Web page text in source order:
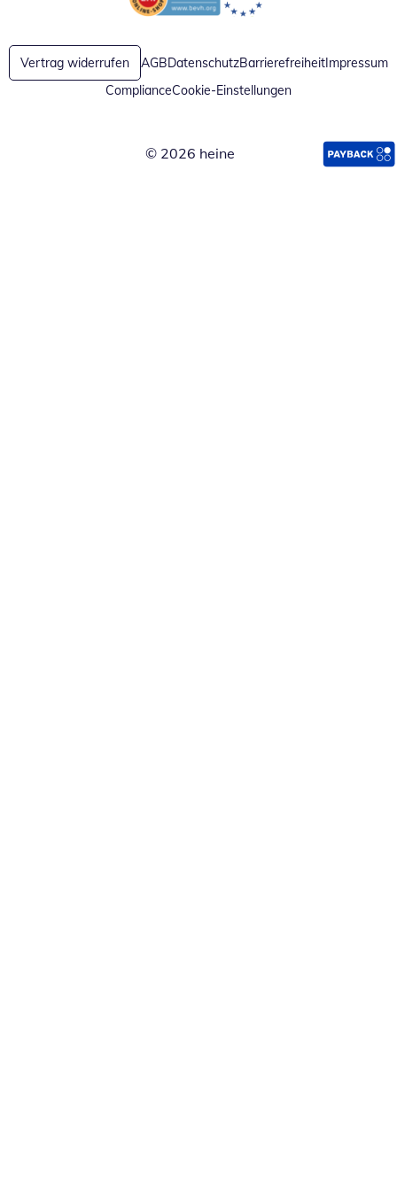
Öffnet in neuem FensterÖffnet in neuem Fenster
Vertrag widerrufen AGBDatenschutzBarrierefreiheitImpressum
ComplianceCookie-Einstellungen
© 2026 heine